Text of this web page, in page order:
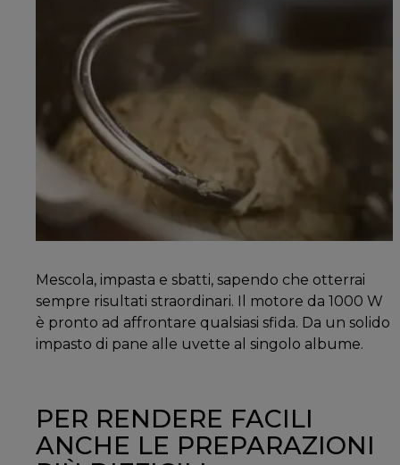
Mescola, impasta e sbatti, sapendo che otterrai
sempre risultati straordinari. Il motore da 1000 W
è pronto ad affrontare qualsiasi sfida. Da un solido
impasto di pane alle uvette al singolo albume.
PER RENDERE FACILI
ANCHE LE PREPARAZIONI